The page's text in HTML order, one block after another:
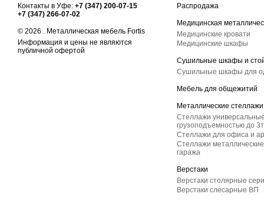
Контакты в Уфе: +7 (347) 200-07-15
+7 (347) 266-07-02
© 2026 . Металлическая мебель Fortis
Информация и цены не являются
публичной офертой
Распродажа
Медицинская
Медицинские кровати
Медицинские шкафы
Сушильные шкафы и
Сушильные шкафы для
Мебель для общежитий
Металлические стеллажи
Стеллажи
грузоподъемностью до
Стеллажи для офиса и
Стеллажи
гаража
Верстаки
Верстаки столярные
Верстаки слесарные ВП